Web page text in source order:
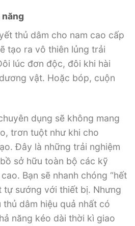
thủ dâm cho nam cao cấp
tạo ra vô thiên lủng trải
lúc đơn độc, đôi khi hài
vật. Hoặc bóp, cuộn
dụng sẽ không mang
trơn tuột như khi cho
Đây là những trải nghiệm
sở hữu toàn bộ các kỹ
Bạn sẽ nhanh chóng “hết
tự sướng với thiết bị. Nhưng
dâm hiệu quả nhất có
năng kéo dài thời kì giao